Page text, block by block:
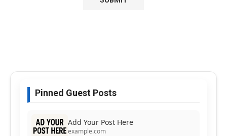
Pinned Guest Posts
Add Your Post Here
example.com